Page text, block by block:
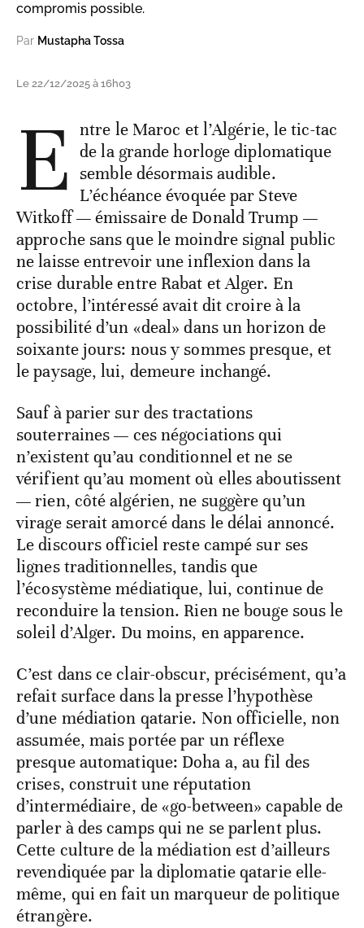
compromis possible.
Par Mustapha Tossa
Le 22/12/2025 à 16h03
E ntre le Maroc et l’Algérie, le tic-tac
de la grande horloge diplomatique
semble désormais audible.
L’échéance évoquée par Steve
Witkoff — émissaire de Donald Trump —
approche sans que le moindre signal public
ne laisse entrevoir une inflexion dans la
crise durable entre Rabat et Alger. En
octobre, l’intéressé avait dit croire à la
possibilité d’un «deal» dans un horizon de
soixante jours: nous y sommes presque, et
le paysage, lui, demeure inchangé.
Sauf à parier sur des tractations
souterraines — ces négociations qui
n’existent qu’au conditionnel et ne se
vérifient qu’au moment où elles aboutissent
— rien, côté algérien, ne suggère qu’un
virage serait amorcé dans le délai annoncé.
Le discours officiel reste campé sur ses
lignes traditionnelles, tandis que
l’écosystème médiatique, lui, continue de
reconduire la tension. Rien ne bouge sous le
soleil d’Alger. Du moins, en apparence.
C’est dans ce clair-obscur, précisément, qu’a
refait surface dans la presse l’hypothèse
d’une médiation qatarie. Non officielle, non
assumée, mais portée par un réflexe
presque automatique: Doha a, au fil des
crises, construit une réputation
d’intermédiaire, de «go-between» capable de
parler à des camps qui ne se parlent plus.
Cette culture de la médiation est d’ailleurs
revendiquée par la diplomatie qatarie elle-
même, qui en fait un marqueur de politique
étrangère.